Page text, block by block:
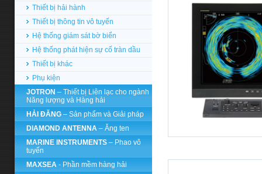
Thiết bị hải hành
Thiết bị thông tin vô tuyến
Hệ thống giám sát bờ biển
Hệ thống phát hiện sự cố tràn dầu
Thiết bị khác
Phụ kiện
JOTRON – Thiết bị Liên lạc cho ngành
Năng lượng và Hàng hải
HẢI ĐĂNG – Sản phẩm và Giải pháp
DIAMOND ANTENNA – Ăng ten
MARINE INSTRUMENTS – Phao vô
tuyến
MAXSEA - Phần mềm hàng hải